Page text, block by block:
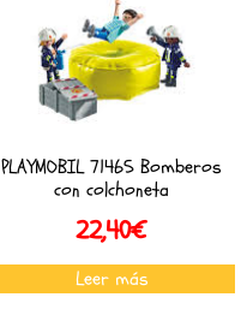
PLAYMOBIL 71465 Bomberos
con colchoneta
22,40€
Leer más